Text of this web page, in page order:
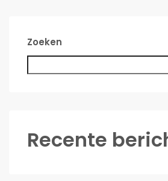
Zoeken
Recente